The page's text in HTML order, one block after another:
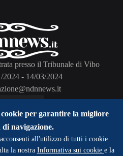
presso il Tribunale di Vibo
2024 - 14/03/2024
Policy Contact Us
per garantire la migliore
di navigazione.
all'utilizzo di tutti i cookie.
la nostra Informativa sui cookie e la